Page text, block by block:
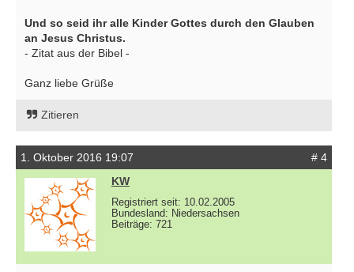
Und so seid ihr alle Kinder Gottes durch den Glauben
an Jesus Christus.
- Zitat aus der Bibel -
Ganz liebe Grüße
Zitieren
1. Oktober 2016 19:07
# 4
KW
Registriert seit: 10.02.2005
Bundesland: Niedersachsen
Beiträge: 721